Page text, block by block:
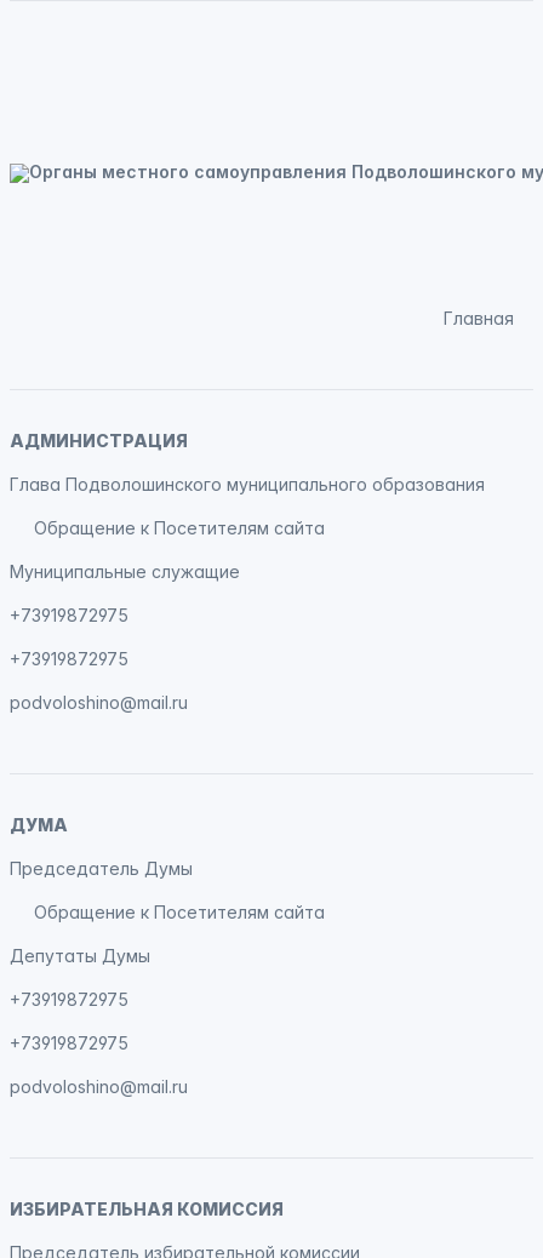
Главная
АДМИНИСТРАЦИЯ
Глава Подволошинского муниципального образования
Обращение к Посетителям сайта
Муниципальные служащие
+73919872975
+73919872975
podvoloshino@mail.ru
ДУМА
Председатель Думы
Обращение к Посетителям сайта
Депутаты Думы
+73919872975
+73919872975
podvoloshino@mail.ru
ИЗБИРАТЕЛЬНАЯ КОМИССИЯ
Председатель избирательной комиссии